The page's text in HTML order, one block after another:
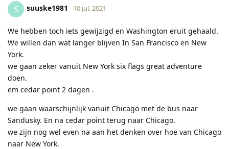
S suuske1981 10 jul. 2021
We hebben toch iets gewijzigd en Washington eruit gehaald.
We willen dan wat langer blijven In San Francisco en New
York.
we gaan zeker vanuit New York six flags great adventure
doen.
em cedar point 2 dagen .
we gaan waarschijnlijk vanuit Chicago met de bus naar
Sandusky. En na cedar point terug naar Chicago.
we zijn nog wel even na aan het denken over hoe van Chicago
naar New York.